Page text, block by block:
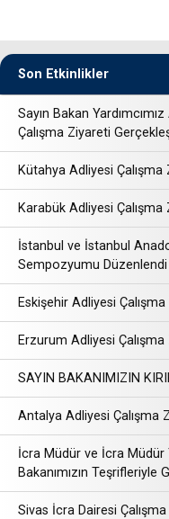
Son Etkinlikler
Sayın Bakan
Çalışma Ziyareti
Kütahya Adliyesi Çalışma
Karabük Adliyesi Çalışma
İstanbul ve İstanbul
Sempozyumu Düzenlendi
Eskişehir Adliyesi
Erzurum Adliyesi
SAYIN BAKANIMIZIN
Antalya Adliyesi Çalışma
İcra Müdür ve İcra Müdür
Bakanımızın Teşrifleriyle
Sivas İcra Dairesi